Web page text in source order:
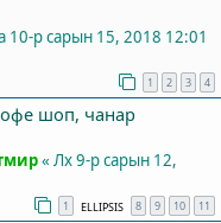
10-р сарын 15, 2018 12:01
1 2 3 4
шоп, чанар
« Лх 9-р сарын 12,
1 ELLIPSIS 8 9 10 11